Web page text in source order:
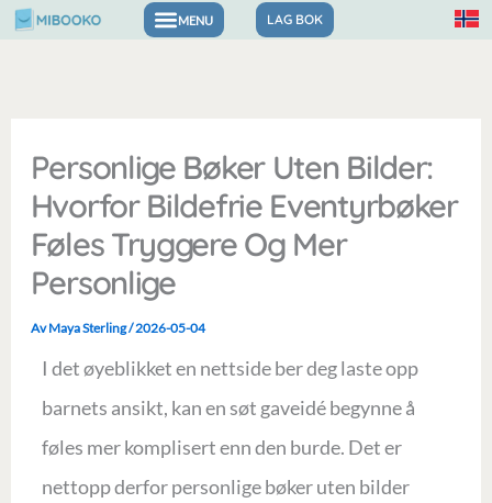
Hopp
LAG BOK
Personlige Bøker Uten Bilder:
Hvorfor Bildefrie Eventyrbøker
Føles Tryggere Og Mer
Personlige
Av Maya Sterling/2026-05-04
I det øyeblikket en nettside ber deg laste opp
barnets ansikt, kan en søt gaveidé begynne å
føles mer komplisert enn den burde. Det er
nettopp derfor personlige bøker uten bilder